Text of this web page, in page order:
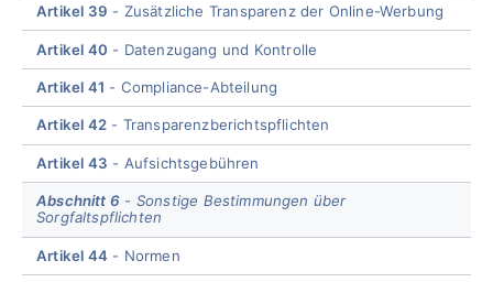
Artikel 39 Zusätzliche Transparenz der Online-Werbung
Artikel 40 Datenzugang und Kontrolle
Artikel 41 Compliance-Abteilung
Artikel 42 Transparenzberichtspflichten
Artikel 43 Aufsichtsgebühren
Abschnitt 6
Sonstige Bestimmungen über
Sorgfaltspflichten
Artikel 44 Normen